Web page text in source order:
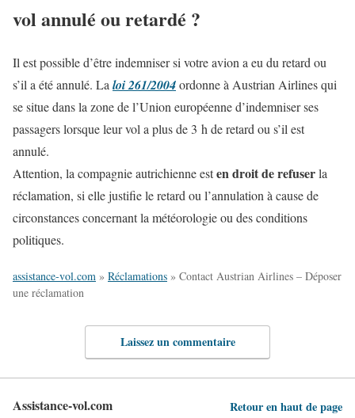
vol annulé ou retardé ?
Il est possible d’être indemniser si votre avion a eu du retard ou
s’il a été annulé. La loi 261/2004ordonne à Austrian Airlines qui
se situe dans la zone de l’Union européenne d’indemniser ses
passagers lorsque leur vol a plus de 3 h de retard ou s’il est
annulé.
Attention, la compagnie autrichienne esten droit de refuserla
réclamation, si elle justifie le retard ou l’annulation à cause de
circonstances concernant la météorologie ou des conditions
politiques.
assistance-vol.com » Réclamations » Contact Austrian Airlines – Déposer
une réclamation
Laissez un commentaire
Assistance-vol.com Retour en haut de page